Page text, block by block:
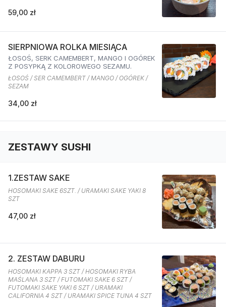
59,00 zł
SIERPNIOWA ROLKA MIESIĄCA
ŁOSOŚ, SERK CAMEMBERT, MANGO I OGÓREK
Z POSYPKĄ Z KOLOROWEGO SEZAMU.
ŁOSOŚ / SER CAMEMBERT / MANGO / OGÓREK /
SEZAM
34,00 zł
ZESTAWY SUSHI
1.ZESTAW SAKE
HOSOMAKI SAKE 6SZT. / URAMAKI SAKE YAKI 8
SZT
47,00 zł
2. ZESTAW DABURU
HOSOMAKI KAPPA 3 SZT / HOSOMAKI RYBA
MAŚLANA 3 SZT / FUTOMAKI SAKE 6 SZT /
FUTOMAKI SAKE YAKI 6 SZT / URAMAKI
CALIFORNIA 4 SZT / URAMAKI SPICE TUNA 4 SZT